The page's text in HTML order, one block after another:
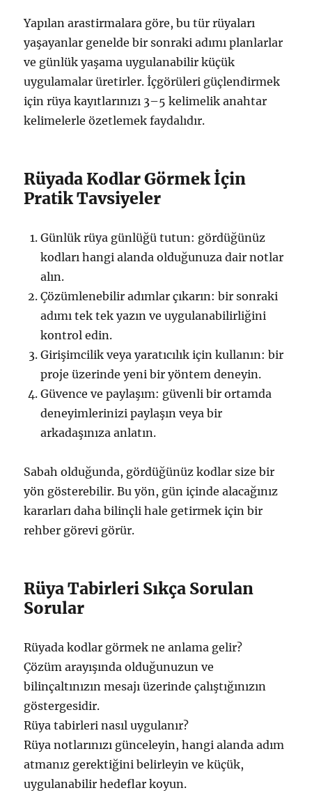
Yapılan arastirmalara göre, bu tür rüyaları
yaşayanlar genelde bir sonraki adımı planlarlar
ve günlük yaşama uygulanabilir küçük
uygulamalar üretirler. İçgörüleri güçlendirmek
için rüya kayıtlarınızı 3–5 kelimelik anahtar
kelimelerle özetlemek faydalıdır.
Rüyada Kodlar Görmek İçin
Pratik Tavsiyeler
Günlük rüya günlüğü tutun: gördüğünüz
kodları hangi alanda olduğunuza dair notlar
alın.
Çözümlenebilir adımlar çıkarın: bir sonraki
adımı tek tek yazın ve uygulanabilirliğini
kontrol edin.
Girişimcilik veya yaratıcılık için kullanın: bir
proje üzerinde yeni bir yöntem deneyin.
Güvence ve paylaşım: güvenli bir ortamda
deneyimlerinizi paylaşın veya bir
arkadaşınıza anlatın.
Sabah olduğunda, gördüğünüz kodlar size bir
yön gösterebilir. Bu yön, gün içinde alacağınız
kararları daha bilinçli hale getirmek için bir
rehber görevi görür.
Rüya Tabirleri Sıkça Sorulan
Sorular
Rüyada kodlar görmek ne anlama gelir?
Çözüm arayışında olduğunuzun ve
bilinçaltınızın mesajı üzerinde çalıştığınızın
göstergesidir.
Rüya tabirleri nasıl uygulanır?
Rüya notlarınızı günceleyin, hangi alanda adım
atmanız gerektiğini belirleyin ve küçük,
uygulanabilir hedeflar koyun.